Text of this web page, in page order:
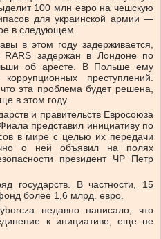
100 млн евро на чешскую
для украинской армии —
в следующем.
в этом году задерживается,
RARS задержан в Лондоне по
об аресте. В Польше ему
преступлений.
эта проблема будет решена,
в этом году.
и правительств Евросоюза
представил инициативу по
в мире с целью их передачи
о ней объявил на полях
президент ЧР Петр
государств. В частности, 15
более 1,6 млрд. евро.
недавно написало, что
к инициативе, еще не